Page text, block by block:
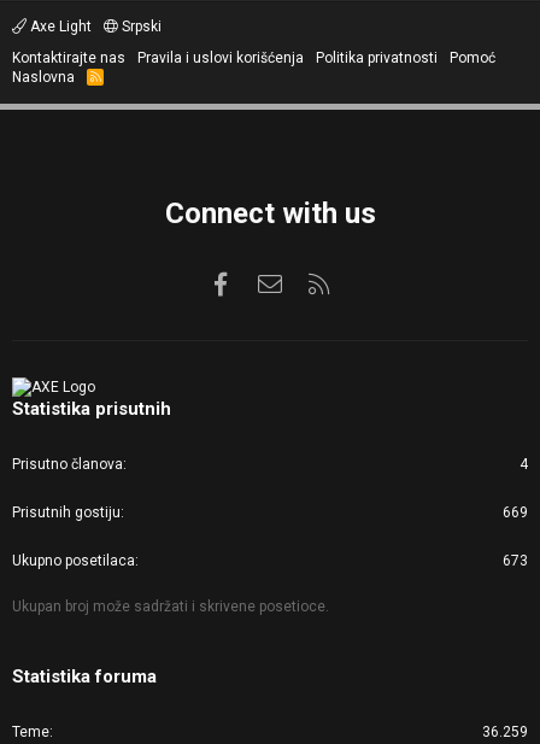
Axe Light
Srpski
Kontaktirajte nas
Pravila i uslovi korišćenja Politika privatnosti
Pomoć
Naslovna
R
S
Connect with us
FacebookKontaktirajte nas
Statistika prisutnih
Prisutno članova 4
Prisutnih gostiju 669
Ukupno posetilaca 673
Ukupan broj može sadržati i skrivene posetioce.
Statistika foruma
Teme 36.259